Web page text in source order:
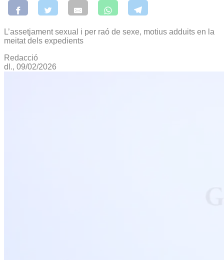
L’assetjament sexual i per raó de sexe, motius adduits en la
meitat dels expedients
Redacció
dl., 09/02/2026